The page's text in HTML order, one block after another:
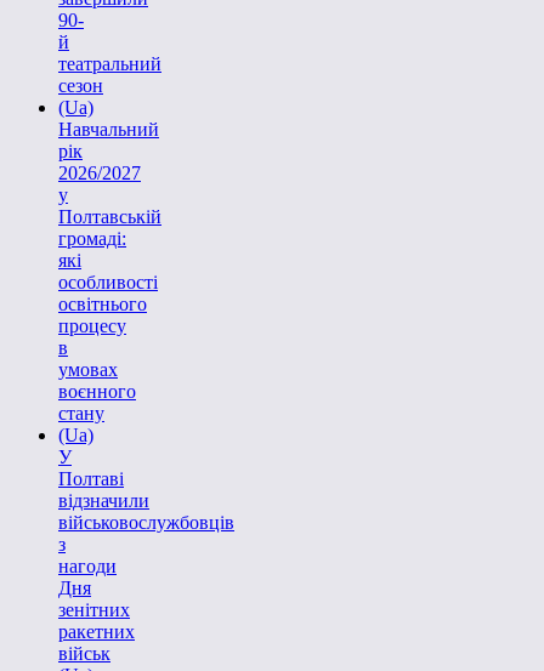
90-
й
театральний
сезон
(Ua)
Навчальний
рік
2026/2027
у
Полтавській
громаді:
які
особливості
освітнього
процесу
в
умовах
воєнного
стану
(Ua)
У
Полтаві
відзначили
військовослужбовців
з
нагоди
Дня
зенітних
ракетних
військ